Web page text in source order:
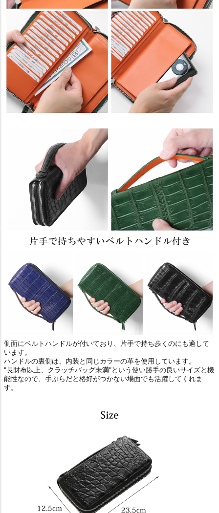
側面にベルトハンドルが付いており、片手で持ち歩くのにも適して
います。
ハンドルの裏側は、内装と同じカラーの革を使用しています。
"長財布以上、クラッチバッグ未満"という使い勝手の良いサイズと機
能性なので、手ぶらだと格好がつかない場面でも活躍してくれま
す。